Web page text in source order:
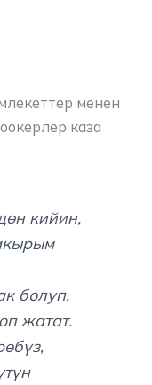
менен
каза
кийин,
болуп,
жатат.